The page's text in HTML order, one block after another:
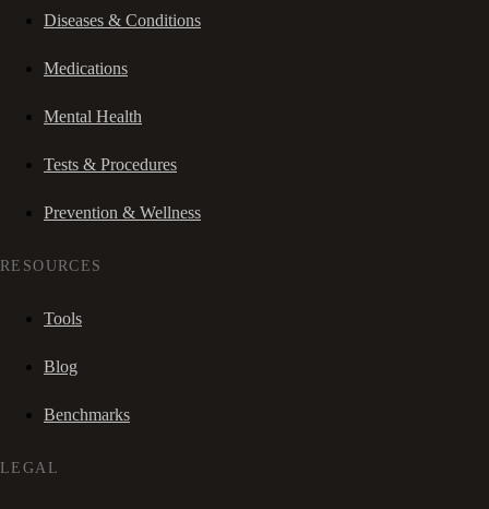
Diseases & Conditions
Medications
Mental Health
Tests & Procedures
Prevention & Wellness
RESOURCES
Tools
Blog
Benchmarks
LEGAL